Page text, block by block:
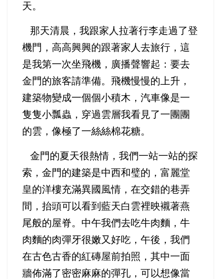
天。
那天清晨，我跟家人拉著行李走過了登
機門， 高高興興的跟著家人去旅行，這
是我第一次坐飛機，廣播聲響起：要去
金門的旅客請準備。飛機慢慢的上升，
建築物變成一個個小積木，汽車像是一
隻隻小瓢蟲，穿過雲層我看見了一團團
的雲，像極了一絲絲棉花糖。
金門的夏天很熱情，我們一站一站的探
索，金門的建築是中西和璧的，富麗堂
皇的洋樓充滿異國風情，在交錯的巷弄
間，抬頭可以看到藍天白雲裡映襯著燕
尾般的屋脊。中午我們去吃牛肉麵，牛
肉麵的肉彈牙很嫩又好吃，午後，我們
在古色古香的紅磚屋前拍照，其中一面
牆佈滿了密密麻麻的彈孔，可以想像當